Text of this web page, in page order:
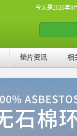
今天是2026年8
垫片资讯 相